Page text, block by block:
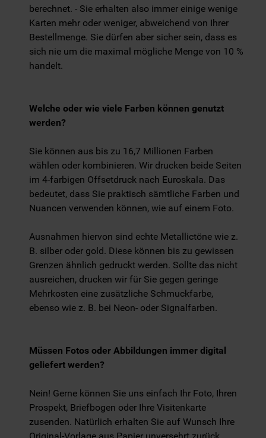
berechnet. - Sie erhalten also immer einige wenige
Karten mehr oder weniger, abweichend von Ihrer
Bestellmenge. Sie dürfen aber sicher sein, dass es
sich nie um die maximal mögliche Menge von 10 %
handelt.
Welche oder wie viele Farben können genutzt
werden?
Sie können aus bis zu 16,7 Millionen Farben
wählen oder kombinieren. Wir drucken beide Seiten
im 4-farbigen Offsetdruck nach Euroskala. Das
bedeutet, dass Sie praktisch sämtliche Farben und
Nuancen verwenden können, wie auf einem Foto.
Ausnahmen hiervon sind echte Metallictöne wie z.
B. silber oder gold. Diese können bis zu gewissen
Grenzen ähnlich gedruckt werden. Sollte das nicht
ausreichen, drucken wir für Sie gegen geringe
Mehrkosten eine zusätzliche Schmuckfarbe,
ebenso wie z. B. bei Neon- oder Signalfarben.
Müssen Fotos oder Abbildungen immer digital
geliefert werden?
Nein! Gerne können Sie uns einfach Ihr Foto, Ihren
Prospekt, Briefbogen oder Ihre Visitenkarte
zusenden. Natürlich erhalten Sie auf Wunsch Ihre